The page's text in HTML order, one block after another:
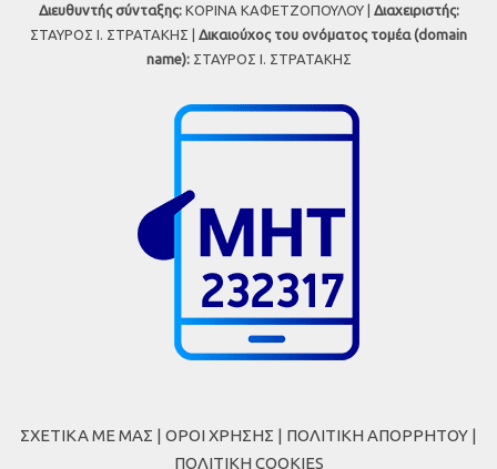
Διευθυντής σύνταξης:ΚΟΡΙΝΑ ΚΑΦΕΤΖΟΠΟΥΛΟΥ | Διαχειριστής:
ΣΤΑΥΡΟΣ Ι. ΣΤΡΑΤΑΚΗΣ | Δικαιούχος του ονόματος τομέα (domain
name):ΣΤΑΥΡΟΣ Ι. ΣΤΡΑΤΑΚΗΣ
ΣΧΕΤΙΚΑ ΜΕ ΜΑΣ | ΟΡΟΙ ΧΡΗΣΗΣ | ΠΟΛΙΤΙΚΗ ΑΠΟΡΡΗΤΟΥ |
ΠΟΛΙΤΙΚΗ COOKIES